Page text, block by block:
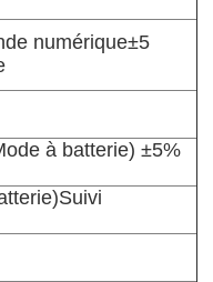
numérique±5
à batterie) ±5%
)Suivi